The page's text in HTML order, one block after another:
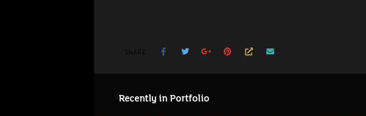
SHARE
Recently in Portfolio